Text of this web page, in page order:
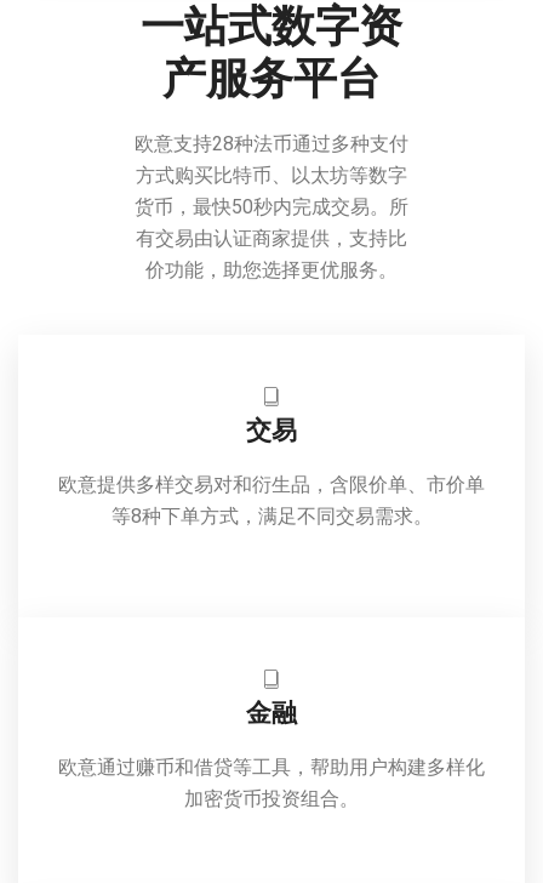
一站式数字资
产服务平台
欧意支持28种法币通过多种支付
方式购买比特币、以太坊等数字
货币，最快50秒内完成交易。所
有交易由认证商家提供，支持比
价功能，助您选择更优服务。
交易
欧意提供多样交易对和衍生品，含限价单、市价单
等8种下单方式，满足不同交易需求。
金融
欧意通过赚币和借贷等工具，帮助用户构建多样化
加密货币投资组合。